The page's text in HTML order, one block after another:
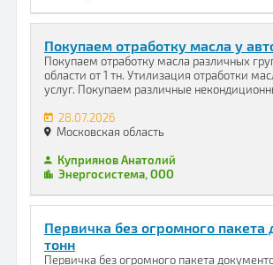
Покупаем отработку масла у
Покупаем отработку масла различных
области от 1 тн. Утилизация отработки
услуг. Покупаем различные
28.07.2026
Московская область
Куприянов Анатолий
Энергосистема, ООО
Первичка без огромного пакета
тонн
Первичка без огромного пакета